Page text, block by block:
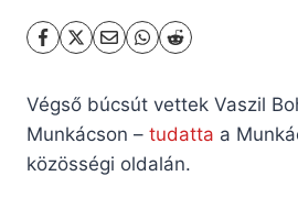
Végső búcsút vettek Vaszil
Munkácson – tudatta a
közösségi oldalán.